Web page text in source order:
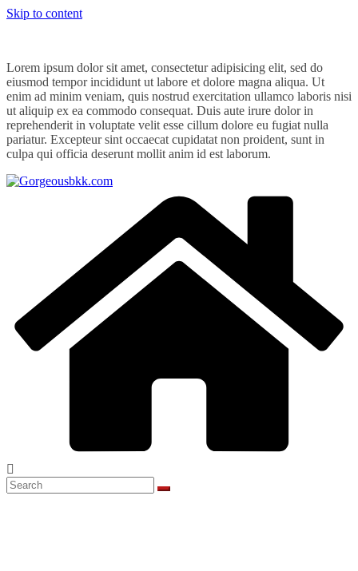
Skip to content
Lorem ipsum dolor sit amet, consectetur adipisicing elit, sed do
eiusmod tempor incididunt ut labore et dolore magna aliqua. Ut
enim ad minim veniam, quis nostrud exercitation ullamco laboris nisi
ut aliquip ex ea commodo consequat. Duis aute irure dolor in
reprehenderit in voluptate velit esse cillum dolore eu fugiat nulla
pariatur. Excepteur sint occaecat cupidatat non proident, sunt in
culpa qui officia deserunt mollit anim id est laborum.